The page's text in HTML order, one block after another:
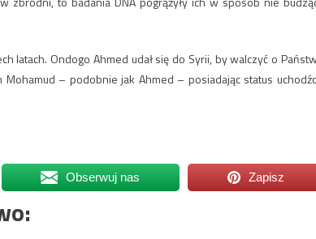
latach. Ondogo Ahmed udał się do Syrii, by walczyć o
– podobnie jak Ahmed – posiadając status
Obserwuj nas Zapisz